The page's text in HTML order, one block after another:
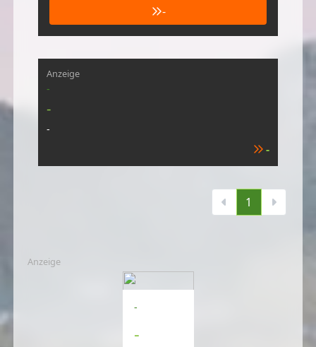
-
Anzeige
-
-
-
-
1
Anzeige
-
-